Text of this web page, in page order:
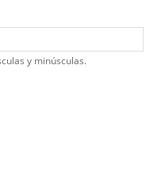
y minúsculas.